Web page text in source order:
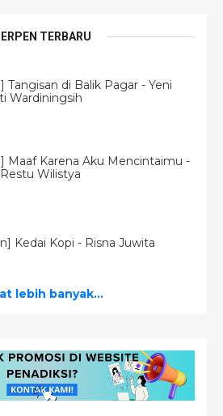
TERBARU
Tangisan di Balik Pagar - Yeni
Wardiningsih
Maaf Karena Aku Mencintaimu -
Wilistya
Kedai Kopi - Risna Juwita
lebih banyak...